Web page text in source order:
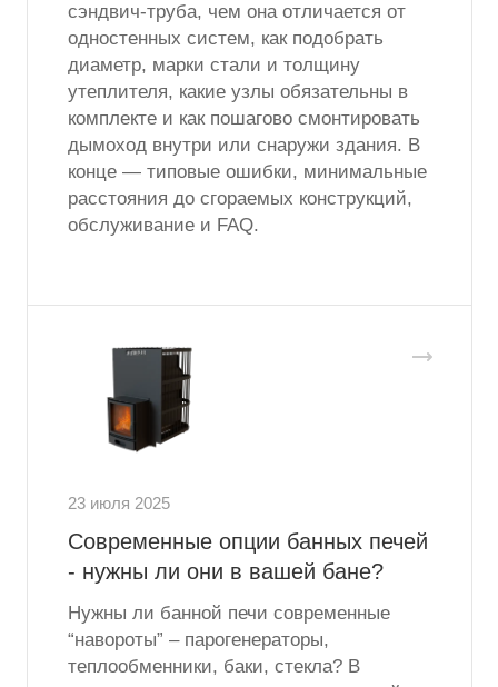
сэндвич-труба, чем она отличается от
одностенных систем, как подобрать
диаметр, марки стали и толщину
утеплителя, какие узлы обязательны в
комплекте и как пошагово смонтировать
дымоход внутри или снаружи здания. В
конце — типовые ошибки, минимальные
расстояния до сгораемых конструкций,
обслуживание и FAQ.
23 июля 2025
Современные опции банных печей
- нужны ли они в вашей бане?
Нужны ли банной печи современные
“навороты” – парогенераторы,
теплообменники, баки, стекла? В